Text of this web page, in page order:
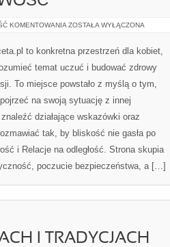
KOMENTOWANIA RANDKOWANIE
ZOSTAŁA WYŁĄCZONA
to konkretna przestrzeń dla kobiet,
temat uczuć i budować zdrowy
To miejsce powstało z myślą o tym,
na swoją sytuację z innej
działające wskazówki oraz
tak, by bliskość nie gasła po
i Relacje na odległość. Strona skupia
poczucie bezpieczeństwa, a […]
I TRADYCJACH